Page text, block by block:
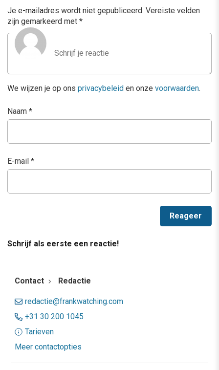
Je e-mailadres wordt niet gepubliceerd. Vereiste velden
zijn gemarkeerd met *
We wijzen je op ons privacybeleid en onze voorwaarden.
Naam *
E-mail *
Schrijf als eerste een reactie!
Contact Redactie
redactie@frankwatching.com
+31 30 200 1045
Tarieven
Meer contactopties